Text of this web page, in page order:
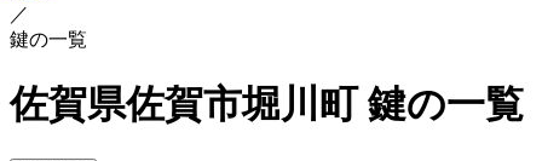
／
鍵の一覧
佐賀県佐賀市堀川町 鍵の一覧